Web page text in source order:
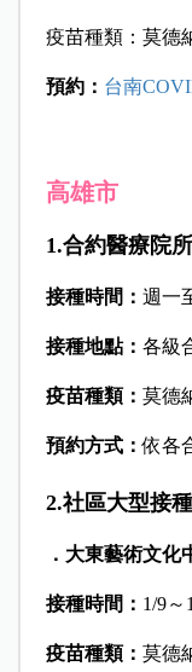
疫苗種類：莫德
預約： 台南
高雄市
1.合約醫療院所
接種時間： 週一
接種地點： 各級
疫苗種類： 莫德
預約方式：依各
2.社區大型接
．大東藝術文化
接種時間： 1/9～
疫苗種類： 莫德